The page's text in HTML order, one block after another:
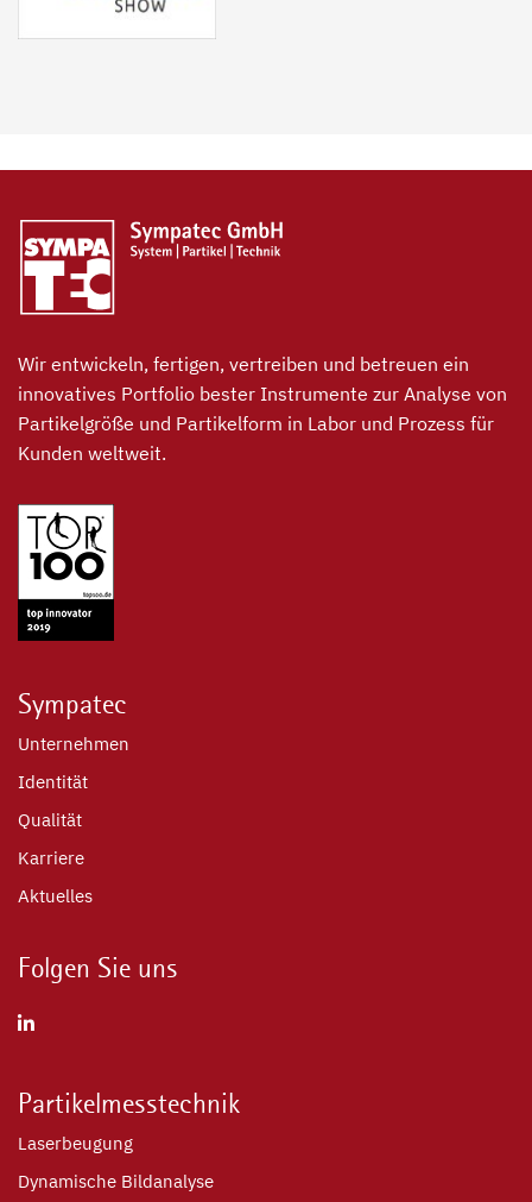
Wir entwickeln, fertigen, vertreiben und betreuen ein
innovatives Portfolio bester Instrumente zur Analyse von
Partikelgröße und Partikelform in Labor und Prozess für
Kunden weltweit.
Sympatec
Unternehmen
Identität
Qualität
Karriere
Aktuelles
Folgen Sie uns
Partikelmesstechnik
Laserbeugung
Dynamische Bildanalyse